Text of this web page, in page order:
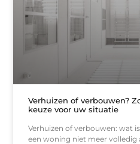
Verhuizen of verbouwen?
keuze voor uw situatie
Verhuizen of verbouwen: wat
een woning niet meer volledig